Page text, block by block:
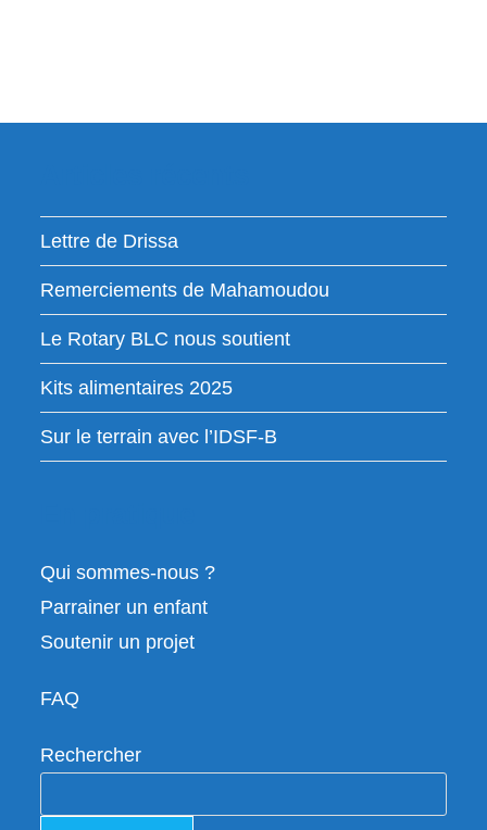
Lettre de Drissa
Remerciements de Mahamoudou
Le Rotary BLC nous soutient
Kits alimentaires 2025
Sur le terrain avec l’IDSF-B
Qui sommes-nous ?
Parrainer un enfant
Soutenir un projet
FAQ
Rechercher